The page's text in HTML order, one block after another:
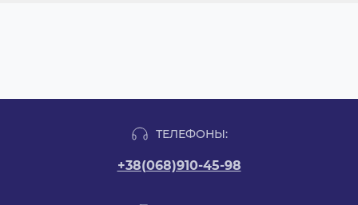
ТЕЛЕФОНЫ:
+38(068)910-45-98